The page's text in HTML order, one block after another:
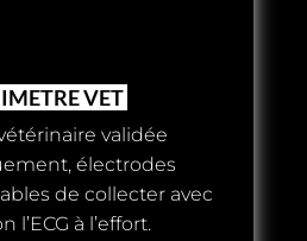
VET
validée
électrodes
de collecter avec
l’ECG à l’effort.